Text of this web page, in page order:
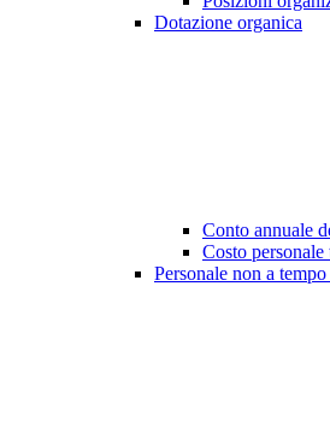
Dotazione organica
Conto annuale
Costo
Personale non a